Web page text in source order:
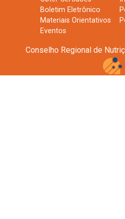
Boletim Eletrônico
Materiais Orientativos
Eventos
Conselho Regional de